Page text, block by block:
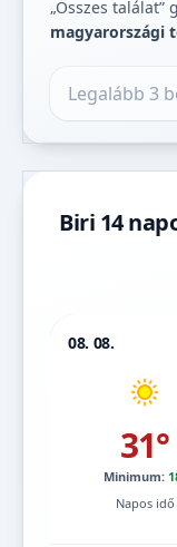
„Összes
magyarországi
Biri 14
08. 08.
31°
Minimum:
Napos idő